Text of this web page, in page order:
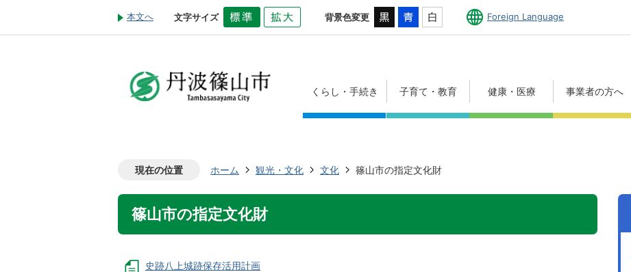
本文へ 文字サイズ 背景色変更 Foreign Language
くらし・手続き 子育て・教育 健康・医療 事業者の方へ
現在の位置 ホーム 観光・文化 文化 篠山市の指定文化財
篠山市の指定文化財
史跡八上城跡保存活用計画